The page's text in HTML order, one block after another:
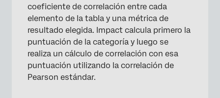
coeficiente de correlación entre cada
elemento de la tabla y una métrica de
resultado elegida. Impact calcula primero la
puntuación de la categoría y luego se
realiza un cálculo de correlación con esa
puntuación utilizando la correlación de
Pearson estándar.